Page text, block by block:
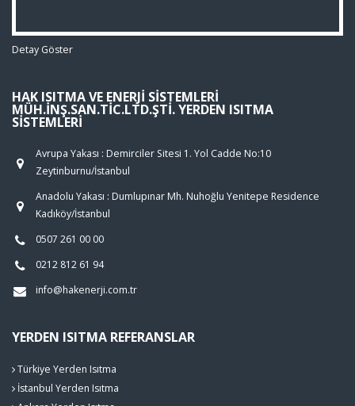
Detay Göster
HAK ISITMA VE ENERJI SISTEMLERI
MÜH.İNŞ.SAN.TIC.LTD.ŞTI. YERDEN ISITMA
SISTEMLERI
Avrupa Yakası : Demirciler Sitesi 1. Yol Cadde No:10
Zeytinburnu/İstanbul
Anadolu Yakası : Dumlupınar Mh. Nuhoğlu Yenitepe Residence
Kadıköy/İstanbul
0507 261 00 00
0212 812 61 94
info@hakenerji.com.tr
YERDEN ISITMA REFERANSLAR
Türkiye Yerden Isıtma
İstanbul Yerden Isıtma